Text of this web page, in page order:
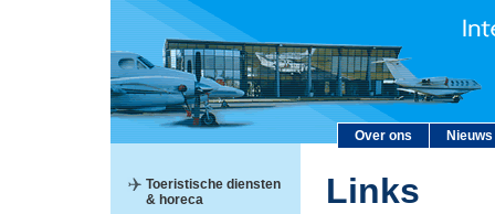
Over ons Nieuws
Toeristische diensten
& horeca
Links